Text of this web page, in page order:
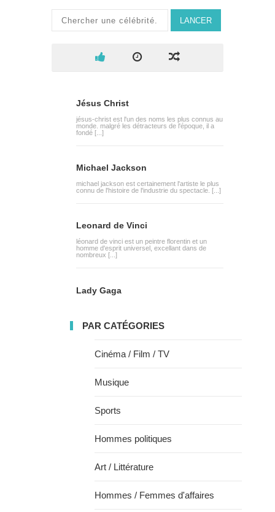
LANCER
Jésus Christ
jésus-christ est l'un des noms les plus connus au
monde. malgré les détracteurs de l'époque, il a
fondé [...]
Michael Jackson
michael jackson est certainement l'artiste le plus
connu de l'histoire de l'industrie du spectacle. [...]
Leonard de Vinci
léonard de vinci est un peintre florentin et un
homme d'esprit universel, excellant dans de
nombreux [...]
Lady Gaga
PAR CATÉGORIES
Cinéma / Film / TV
Musique
Sports
Hommes politiques
Art / Littérature
Hommes / Femmes d'affaires